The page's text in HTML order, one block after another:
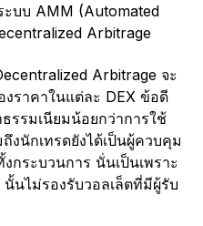
ะบบ AMM (Automated
Arbitrage
Arbitrage จะ
ราคาในแต่ละ DEX ข้อดี
รมเนียมน้อยกว่าการใช้
งนักเทรดยังได้เป็นผู้ควบคุม
กระบวนการ นั่นเป็นเพราะ
นั้นไม่รองรับวอลเล็ตที่มีผู้รับ